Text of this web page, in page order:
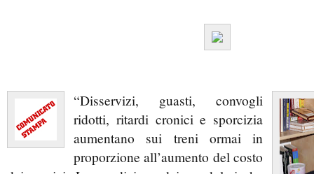
“Disservizi, guasti, convogli
ridotti, ritardi cronici e sporcizia
aumentano sui treni ormai in
proporzione all’aumento del costo